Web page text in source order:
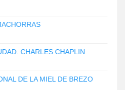
CHARLES CHAPLIN
DE LA MIEL DE BREZO